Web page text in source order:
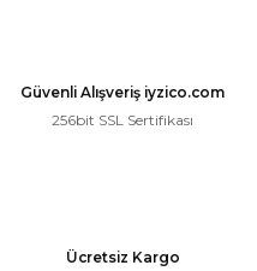
Güvenli Alışveriş iyzico.com
256bit SSL Sertifikası
Ücretsiz Kargo